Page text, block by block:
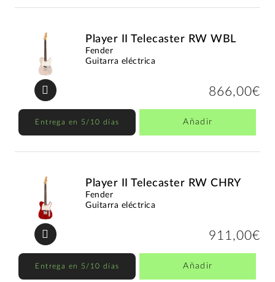
Player II Telecaster RW WBL
Fender
Guitarra eléctrica
866,00€
Entrega en 5/10 días Añadir
Player II Telecaster RW CHRY
Fender
Guitarra eléctrica
911,00€
Entrega en 5/10 días Añadir